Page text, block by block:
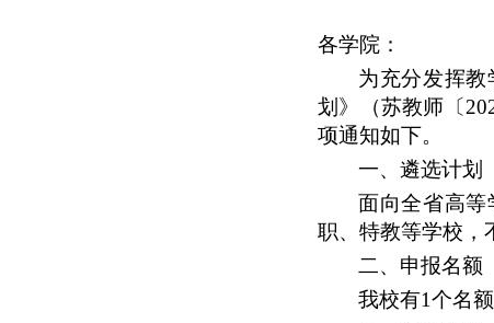
各学院：
为充分发挥
划》（苏教师〔
项通知如下。
一、遴选计划
面向全省高等
职、特教等学校，
二、申报名额
我校有1个名额